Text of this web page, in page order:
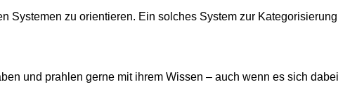
Systemen zu orientieren. Ein solches System zur Kategorisierung
und prahlen gerne mit ihrem Wissen – auch wenn es sich dabei